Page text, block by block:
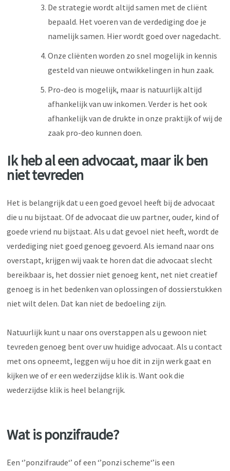
De strategie wordt altijd samen met de cliënt
bepaald. Het voeren van de verdediging doe je
namelijk samen. Hier wordt goed over nagedacht.
Onze cliënten worden zo snel mogelijk in kennis
gesteld van nieuwe ontwikkelingen in hun zaak.
Pro-deo is mogelijk, maar is natuurlijk altijd
afhankelijk van uw inkomen. Verder is het ook
afhankelijk van de drukte in onze praktijk of wij de
zaak pro-deo kunnen doen.
Ik heb al een advocaat, maar ik ben
niet tevreden
Het is belangrijk dat u een goed gevoel heeft bij de advocaat
die u nu bijstaat. Of de advocaat die uw partner, ouder, kind of
goede vriend nu bijstaat. Als u dat gevoel niet heeft, wordt de
verdediging niet goed genoeg gevoerd. Als iemand naar ons
overstapt, krijgen wij vaak te horen dat die advocaat slecht
bereikbaar is, het dossier niet genoeg kent, net niet creatief
genoeg is in het bedenken van oplossingen of dossierstukken
niet wilt delen. Dat kan niet de bedoeling zijn.
Natuurlijk kunt u naar ons overstappen als u gewoon niet
tevreden genoeg bent over uw huidige advocaat. Als u contact
met ons opneemt, leggen wij u hoe dit in zijn werk gaat en
kijken we of er een wederzijdse klik is. Want ook die
wederzijdse klik is heel belangrijk.
Wat is ponzifraude?
Een ‘’ponzifraude‘’ of een ‘’ponzi scheme‘’is een